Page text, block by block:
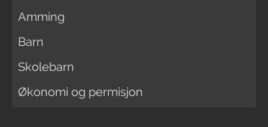
Amming
Barn
Skolebarn
Økonomi og permisjon